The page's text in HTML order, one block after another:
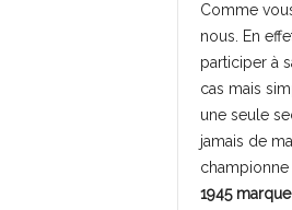
Comme
nous. En
participer à
cas mais
une seule
jamais de
1945